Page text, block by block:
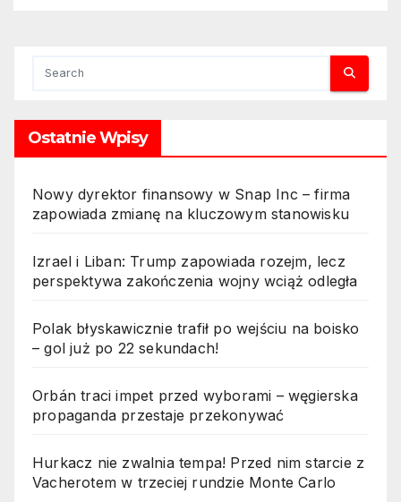
Ostatnie Wpisy
Nowy dyrektor finansowy w Snap Inc – firma
zapowiada zmianę na kluczowym stanowisku
Izrael i Liban: Trump zapowiada rozejm, lecz
perspektywa zakończenia wojny wciąż odległa
Polak błyskawicznie trafił po wejściu na boisko
– gol już po 22 sekundach!
Orbán traci impet przed wyborami – węgierska
propaganda przestaje przekonywać
Hurkacz nie zwalnia tempa! Przed nim starcie z
Vacherotem w trzeciej rundzie Monte Carlo